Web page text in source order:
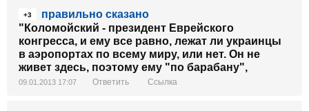
+3
правильно сказано
"Коломойский - президент Еврейского
конгресса, и ему все равно, лежат ли украинцы
в аэропортах по всему миру, или нет. Он не
живет здесь, поэтому ему "по барабану",
09.01.2013 17:07 Ответить Ссылка